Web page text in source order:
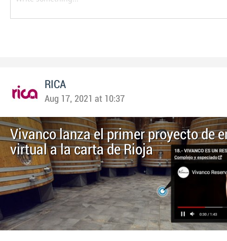
RICA
Aug 17, 2021 at 10:37
Vivanco lanza el primer proyecto de
virtual a la carta de Rioja